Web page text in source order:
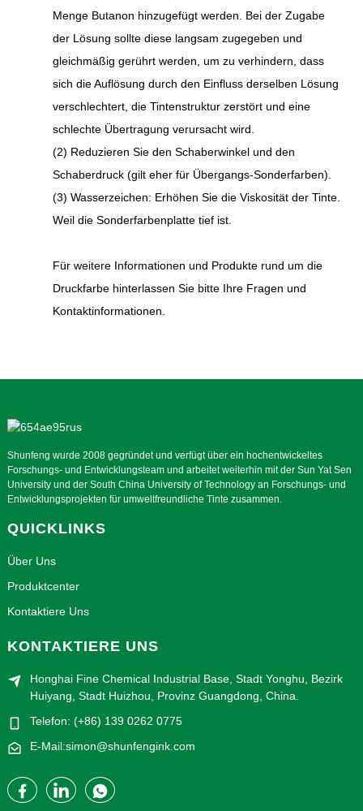
Menge Butanon hinzugefügt werden. Bei der Zugabe
der Lösung sollte diese langsam zugegeben und
gleichmäßig gerührt werden, um zu verhindern, dass
sich die Auflösung durch den Einfluss derselben Lösung
verschlechtert, die Tintenstruktur zerstört und eine
schlechte Übertragung verursacht wird.
(2) Reduzieren Sie den Schaberwinkel und den
Schaberdruck (gilt eher für Übergangs-Sonderfarben).
(3) Wasserzeichen: Erhöhen Sie die Viskosität der Tinte.
Weil die Sonderfarbenplatte tief ist.
Für weitere Informationen und Produkte rund um die
Druckfarbe hinterlassen Sie bitte Ihre Fragen und
Kontaktinformationen.
Shunfeng wurde 2008 gegründet und verfügt über ein hochentwickeltes
Forschungs- und Entwicklungsteam und arbeitet weiterhin mit der Sun Yat Sen
University und der South China University of Technology an Forschungs- und
Entwicklungsprojekten für umweltfreundliche Tinte zusammen.
QUICKLINKS
Über Uns
Produktcenter
Kontaktiere Uns
KONTAKTIERE UNS
Honghai Fine Chemical Industrial Base, Stadt Yonghu, Bezirk
Huiyang, Stadt Huizhou, Provinz Guangdong, China.
Telefon: (+86) 139 0262 0775
E-Mail:simon@shunfengink.com